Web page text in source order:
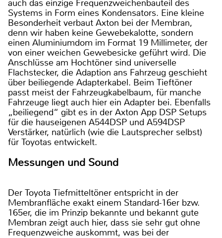
auch das einzige Frequenzweichenbauteil des
Systems in Form eines Kondensators. Eine kleine
Besonderheit verbaut Axton bei der Membran,
denn wir haben keine Gewebekalotte, sondern
einen Aluminiumdom im Format 19 Millimeter, der
von einer weichen Gewebesicke geführt wird. Die
Anschlüsse am Hochtöner sind universelle
Flachstecker, die Adaption ans Fahrzeug geschieht
über beiliegende Adapterkabel. Beim Tieftöner
passt meist der Fahrzeugkabelbaum, für manche
Fahrzeuge liegt auch hier ein Adapter bei. Ebenfalls
„beiliegend“ gibt es in der Axton App DSP Setups
für die hauseigenen A544DSP und A594DSP
Verstärker, natürlich (wie die Lautsprecher selbst)
für Toyotas entwickelt.
Messungen und Sound
Der Toyota Tiefmitteltöner entspricht in der
Membranfläche exakt einem Standard-16er bzw.
165er, die im Prinzip bekannte und bekannt gute
Membran zeigt auch hier, dass sie sehr gut ohne
Frequenzweiche auskommt, was bei der